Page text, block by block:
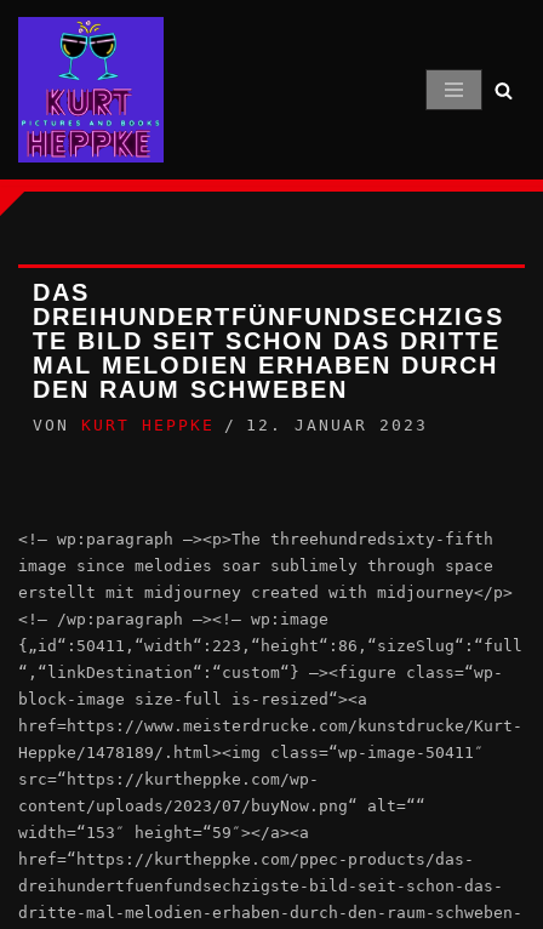
Inhalt
springen
DAS
DREIHUNDERTFÜNFUNDSECHZIGS
TE BILD SEIT SCHON DAS DRITTE
MAL MELODIEN ERHABEN DURCH
DEN RAUM SCHWEBEN
VON KURT HEPPKE 12. JANUAR 2023
<!– wp:paragraph –><p>The threehundredsixty-fifth
image since melodies soar sublimely through space
erstellt mit midjourney created with midjourney</p>
<!– /wp:paragraph –><!– wp:image
{„id“:50411,“width“:223,“height“:86,“sizeSlug“:“full
“,“linkDestination“:“custom“} –><figure class=“wp-
block-image size-full is-resized“><a
href=https://www.meisterdrucke.com/kunstdrucke/Kurt-
Heppke/1478189/.html><img class=“wp-image-50411″
src=“https://kurtheppke.com/wp-
content/uploads/2023/07/buyNow.png“ alt=““
width=“153″ height=“59″></a><a
href=“https://kurtheppke.com/ppec-products/das-
dreihundertfuenfundsechzigste-bild-seit-schon-das-
dritte-mal-melodien-erhaben-durch-den-raum-schweben-